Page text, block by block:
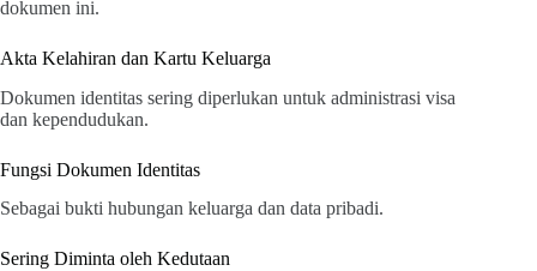
dokumen ini.
Akta Kelahiran dan Kartu Keluarga
Dokumen identitas sering diperlukan untuk administrasi visa
dan kependudukan.
Fungsi Dokumen Identitas
Sebagai bukti hubungan keluarga dan data pribadi.
Sering Diminta oleh Kedutaan